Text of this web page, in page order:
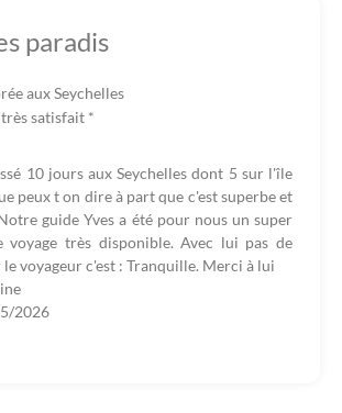
paradis
aux Seychelles
très satisfait *
10 jours aux Seychelles dont 5 sur l'île
peux t on dire à part que c'est superbe et
guide Yves a été pour nous un super
voyage très disponible. Avec lui pas de
voyageur c'est : Tranquille. Merci à lui
2026